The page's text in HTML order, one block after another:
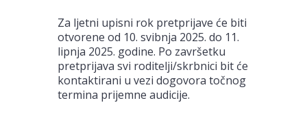
Za ljetni upisni rok pretprijave će biti
otvorene od 10. svibnja 2025. do 11.
lipnja 2025. godine. Po završetku
pretprijava svi roditelji/skrbnici bit će
kontaktirani u vezi dogovora točnog
termina prijemne audicije.